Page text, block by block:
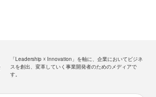
「Leadership ☓ Innovation」を軸に、企業においてビジネ
スを創出、変革していく事業開発者のためのメディアで
す。